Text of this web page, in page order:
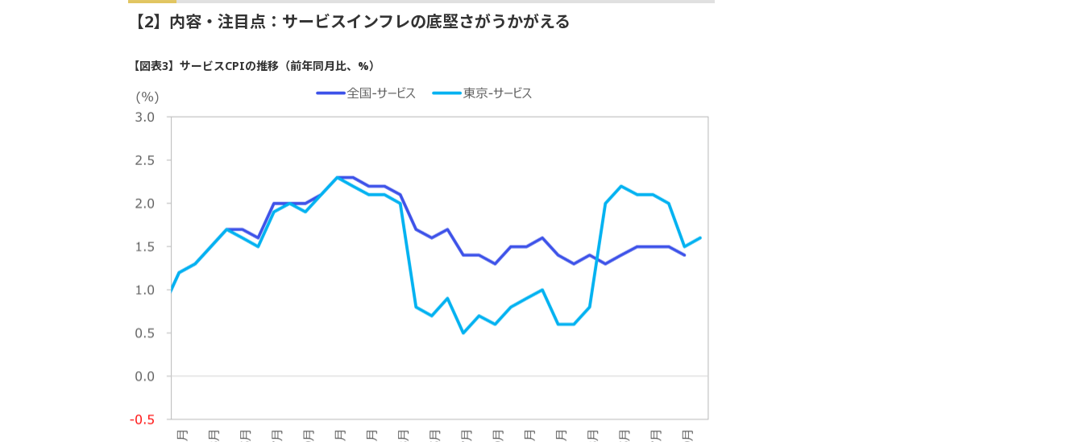
【2】内容・注目点：サービスインフレの底堅さがうかがえる
【図表3】サービスCPIの推移（前年同月比、%）